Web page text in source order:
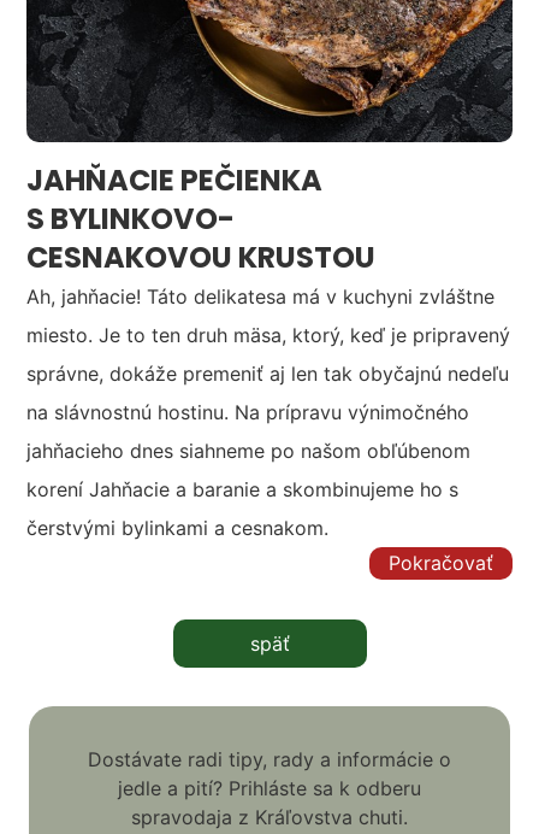
JAHŇACIE PEČIENKA
S BYLINKOVO-
CESNAKOVOU KRUSTOU
Ah, jahňacie! Táto delikatesa má v kuchyni zvláštne
miesto. Je to ten druh mäsa, ktorý, keď je pripravený
správne, dokáže premeniť aj len tak obyčajnú nedeľu
na slávnostnú hostinu. Na prípravu výnimočného
jahňacieho dnes siahneme po našom obľúbenom
korení Jahňacie a baranie a skombinujeme ho s
čerstvými bylinkami a cesnakom.
Pokračovať
späť
Dostávate radi tipy, rady a informácie o
jedle a pití? Prihláste sa k odberu
spravodaja z Kráľovstva chuti.